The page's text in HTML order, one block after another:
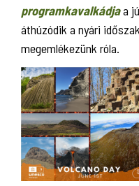
programkavalkádjaa
áthúzódik a nyári
megemlékezünk róla.